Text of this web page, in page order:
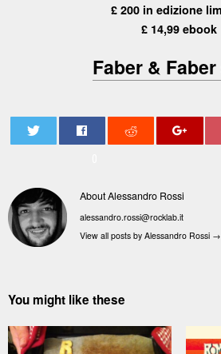
£ 200 in edizione
£ 14,99 ebook
Faber &
About Alessandro Rossi
alessandro.rossi@rocklab.it
View all posts by Alessandro Rossi →
You might like these